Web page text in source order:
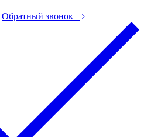
Обратный звонок